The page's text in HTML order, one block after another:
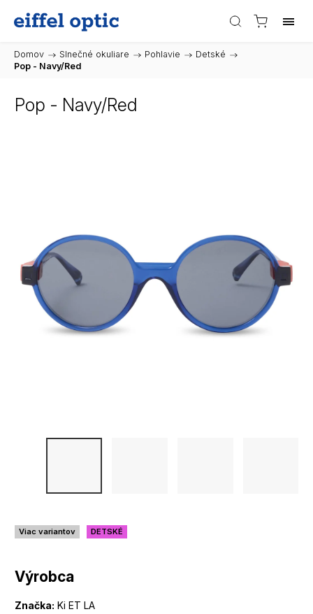
Domov / Slnečné okuliare / Pohlavie / Detské /
Pop - Navy/Red
Pop - Navy/Red
Výrobca
Značka: Ki ET LA
Viac variantov DETSKÉ